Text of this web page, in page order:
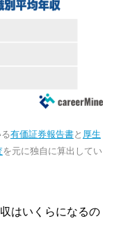
有価証券報告書と 厚生
を元に独自に算出してい
はいくらになるの